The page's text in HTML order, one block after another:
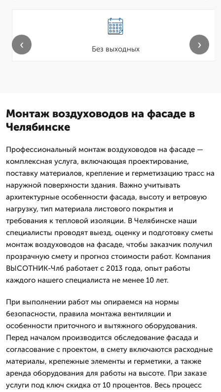
Без выходных
‹ ›
Монтаж воздуховодов на фасаде в
Челябинске
Профессиональный монтаж воздуховодов на фасаде —
комплексная услуга, включающая проектирование,
поставку материалов, крепление и герметизацию трасс на
наружной поверхности здания. Важно учитывать
архитектурные особенности фасада, высоту и ветровую
нагрузку, тип материала листового покрытия и
требования к тепловой изоляции. В Челябинске наши
специалисты проводят выезд, оценку и подготовку сметы
монтаж воздуховодов на фасаде, чтобы заказчик получил
прозрачную смету и прогноз стоимости работ. Компания
ВЫСОТНИК-Члб работает с 2013 года, опыт работы
каждого нашего специалиста не менее 10 лет.
При выполнении работ мы опираемся на нормы
безопасности, правила монтажа вентиляции и
особенности приточного и вытяжного оборудования.
Перед началом производится обследование фасада и
согласование с проектом, в смету включаются расходные
материалы, крепежные элементы и герметики, а также
аренда оборудования для работы на высоте. При заказе
услуги под ключ скидка от 10 процентов. Весь процесс